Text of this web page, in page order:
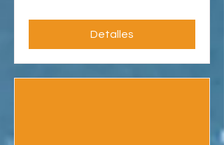
Detalles